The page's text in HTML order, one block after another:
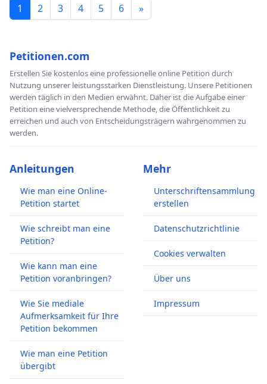
1 2 3 4 5 6 »
Petitionen.com
Erstellen Sie kostenlos eine professionelle online Petition durch
Nutzung unserer leistungsstarken Dienstleistung. Unsere Petitionen
werden täglich in den Medien erwähnt. Daher ist die Aufgabe einer
Petition eine vielversprechende Methode, die Öffentlichkeit zu
erreichen und auch von Entscheidungsträgern wahrgenommen zu
werden.
Anleitungen
Wie man eine Online-
Petition startet
Wie schreibt man eine
Petition?
Wie kann man eine
Petition voranbringen?
Wie Sie mediale
Aufmerksamkeit für Ihre
Petition bekommen
Wie man eine Petition
übergibt
Mehr
Unterschriftensammlung
erstellen
Datenschutzrichtlinie
Cookies verwalten
Über uns
Impressum